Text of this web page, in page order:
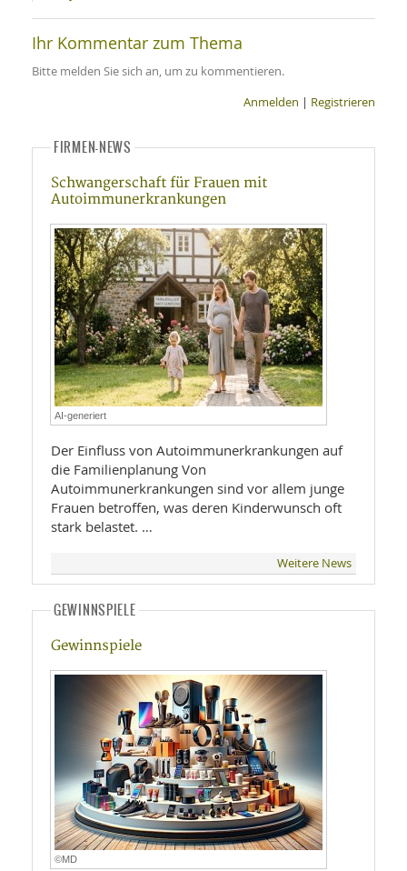
Ihr Kommentar zum Thema
Bitte melden Sie sich an, um zu kommentieren.
Anmelden | Registrieren
FIRMEN-NEWS
Schwangerschaft für Frauen mit
Autoimmunerkrankungen
AI-generiert
Der Einfluss von Autoimmunerkrankungen auf
die Familienplanung Von
Autoimmunerkrankungen sind vor allem junge
Frauen betroffen, was deren Kinderwunsch oft
stark belastet. …
Weitere News
GEWINNSPIELE
Gewinnspiele
©MD